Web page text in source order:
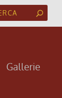
Gallerie